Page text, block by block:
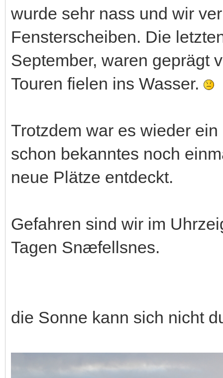
wurde sehr nass und wir
Fensterscheiben. Die
September, waren geprägt
Touren fielen ins Wasser.
Trotzdem war es wieder
schon bekanntes noch
neue Plätze entdeckt.
Gefahren sind wir im
Tagen Snæfellsnes.
die Sonne kann sich nicht